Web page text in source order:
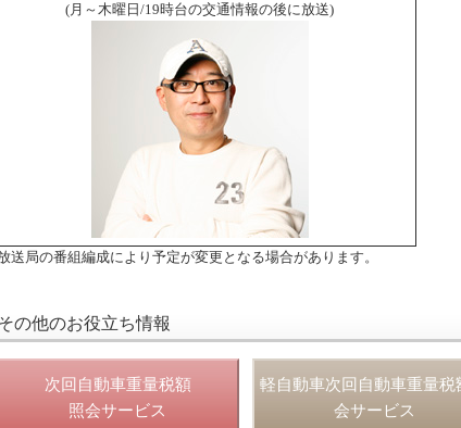
(月～木曜日/19時台の交通情報の後に放送)
送局の番組編成により予定が変更となる場合があります。
の他のお役立ち情報
次回自動車重量税額
照会サービス
軽自動車次回自動車重量税
会サービス